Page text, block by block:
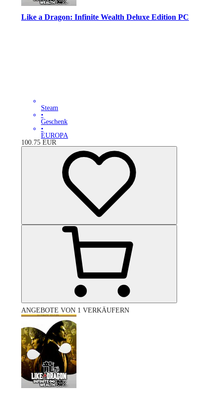
Like a Dragon: Infinite Wealth Deluxe Edition PC
Steam
•
Geschenk
•
EUROPA
100.75 EUR
ANGEBOTE VON 1 VERKÄUFERN